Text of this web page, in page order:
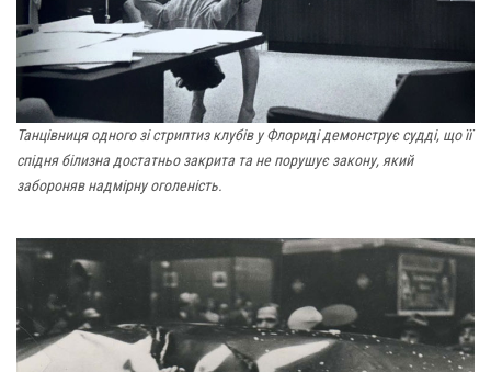
Танцівниця одного зі стриптиз клубів у Флориді демонструє судді, що її
спідня білизна достатньо закрита та не порушує закону, який
забороняв надмірну оголеність.